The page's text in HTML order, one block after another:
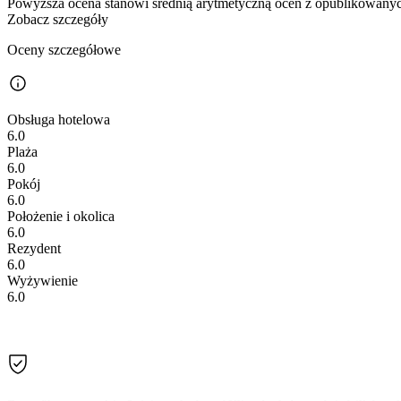
Powyższa ocena stanowi średnią arytmetyczną ocen z
Zobacz szczegóły
Oceny szczegółowe
Obsługa hotelowa
6.0
Plaża
6.0
Pokój
6.0
Położenie i okolica
6.0
Rezydent
6.0
Wyżywienie
6.0